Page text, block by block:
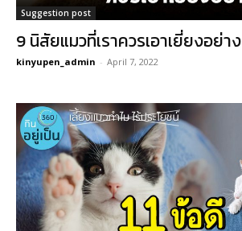
Suggestion post
9 นิสัยแมวที่เราควรเอาเยี่ยงอย่าง
kinyupen_admin - April 7, 2022